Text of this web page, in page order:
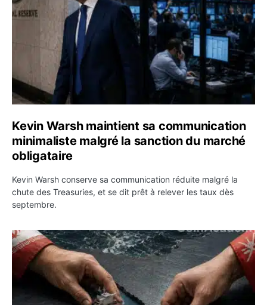
Kevin Warsh maintient sa communication
minimaliste malgré la sanction du marché
obligataire
Kevin Warsh conserve sa communication réduite malgré la
chute des Treasuries, et se dit prêt à relever les taux dès
septembre.
Ormuz : l’Iran annonce un accord avec Oman sur une